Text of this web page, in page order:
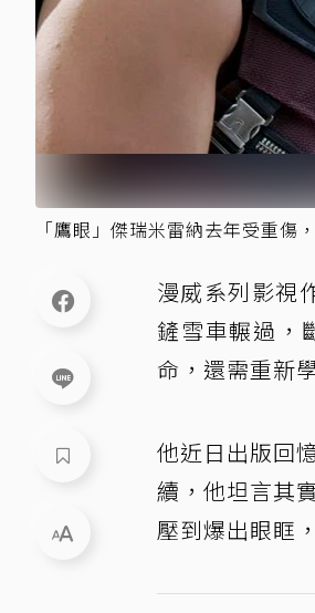
「鷹眼」傑瑞米雷納去年受重
漫威系列影視
鏟雪車輾過，
命，還需重新
他近日出版回
續，他坦言其
壓到爆出眼眶